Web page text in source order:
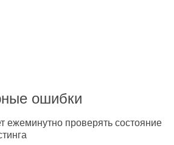
ошибки
ежеминутно проверять состояние